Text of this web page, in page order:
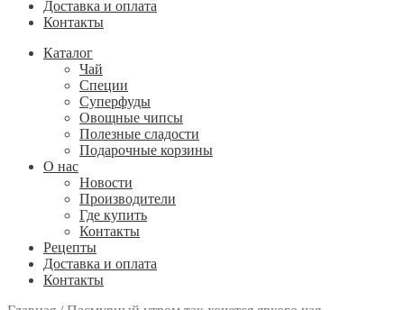
Доставка и оплата
Контакты
Каталог
Чай
Специи
Cуперфуды
Овощные чипсы
Полезные сладости
Подарочные корзины
О нас
Новости
Производители
Где купить
Контакты
Рецепты
Доставка и оплата
Контакты